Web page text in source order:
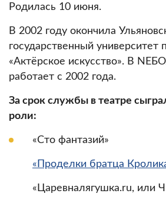
Родилась 10 июня.
В 2002 году окончила
государственный университет
«Актёрское искусство». В
работает с 2002 года.
За срок службы в театре
роли:
«Сто фантазий»
«Проделки братца
«Царевналягушка.ru, или